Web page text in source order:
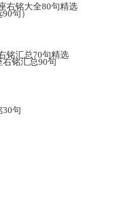
右铭大全80句精选
句）
铭汇总70句精选
右铭汇总90句
30句